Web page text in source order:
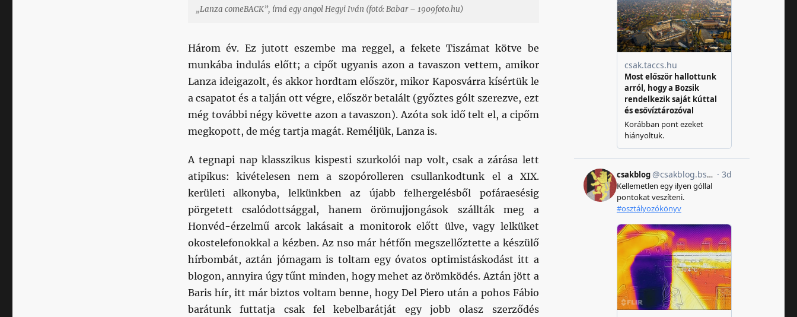
„Lanza comeBACK”, írná egy angol Hegyi Iván (fotó: Babar – 1909foto.hu)
Három év. Ez jutott eszembe ma reggel, a fekete Tiszámat kötve be
munkába indulás előtt; a cipőt ugyanis azon a tavaszon vettem, amikor
Lanza ideigazolt, és akkor hordtam először, mikor Kaposvárra kísértük le
a csapatot és a talján ott végre, először betalált (győztes gólt szerezve, ezt
még további négy követte azon a tavaszon). Azóta sok idő telt el, a cipőm
megkopott, de még tartja magát. Reméljük, Lanza is.
A tegnapi nap klasszikus kispesti szurkolói nap volt, csak a zárása lett
atipikus: kivételesen nem a szopórolleren csullankodtunk el a XIX.
kerületi alkonyba, lelkünkben az újabb felhergelésből pofáraesésig
pörgetett csalódottsággal, hanem örömujjongások szállták meg a
Honvéd-érzelmű arcok lakásait a monitorok előtt ülve, vagy lelküket
okostelefonokkal a kézben. Az nso már hétfőn megszellőztette a készülő
hírbombát, aztán jómagam is toltam egy óvatos optimistáskodást itt a
blogon, annyira úgy tűnt minden, hogy mehet az örömködés. Aztán jött a
Baris hír, itt már biztos voltam benne, hogy Del Piero után a pohos Fábio
barátunk futtatja csak fel kebelbarátját egy jobb olasz szerződés